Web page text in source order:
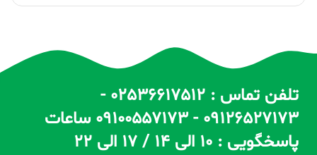
تلفن تماس : 02536617512 -
09126527173 - 09100557173 ساعات
پاسخگویی : 10 الی 14 / 17 الی 22